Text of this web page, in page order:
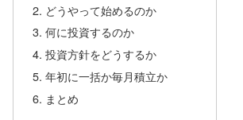
どうやって始めるのか
何に投資するのか
投資方針をどうするか
年初に一括か毎月積立か
まとめ